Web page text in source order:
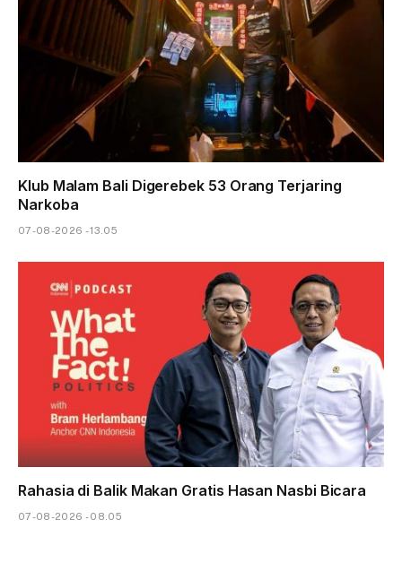
Klub Malam Bali Digerebek 53 Orang Terjaring
Narkoba
07-08-2026 - 13.05
Rahasia di Balik Makan Gratis Hasan Nasbi Bicara
07-08-2026 - 08.05